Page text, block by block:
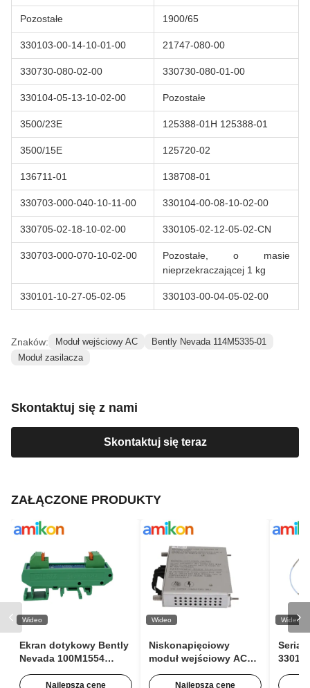
Pozostałe 1900/65
330103-00-14-10-01-00 21747-080-00
330730-080-02-00 330730-080-01-00
330104-05-13-10-02-00 Pozostałe
3500/23E 125388-01H 125388-01
3500/15E 125720-02
136711-01 138708-01
330703-000-040-10-11-00 330104-00-08-10-02-00
330705-02-18-10-02-00 330105-02-12-05-02-CN
330703-000-070-10-02-00
Pozostałe, o masie
nieprzekraczającej 1 kg
330101-10-27-05-02-05 330103-00-04-05-02-00
Znaków: Moduł wejściowy AC
Bently Nevada 114M5335-01
Moduł zasilacza
Skontaktuj się z nami
Skontaktuj się teraz
ZAŁĄCZONE PRODUKTY
Wideo
Ekran dotykowy Bently
Nevada 100M1554
impulsów do
Najlepszą cenę
Wideo
Niskonapięciowy
moduł wejściowy AC
02 3500/15 63Hz z
Najlepszą cenę
Wideo
Seria